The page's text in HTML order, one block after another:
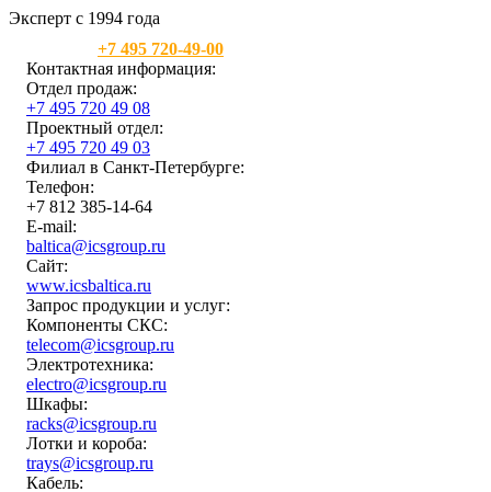
Эксперт с 1994 года
+7 495 720-49-00
Контактная информация:
Отдел продаж:
+7 495 720 49 08
Проектный отдел:
+7 495 720 49 03
Филиал в Санкт-Петербурге:
Телефон:
+7 812 385-14-64
E-mail:
baltica@icsgroup.ru
Сайт:
www.icsbaltica.ru
Запрос продукции и услуг:
Компоненты СКС:
telecom@icsgroup.ru
Электротехника:
electro@icsgroup.ru
Шкафы:
racks@icsgroup.ru
Лотки и короба:
trays@icsgroup.ru
Кабель: